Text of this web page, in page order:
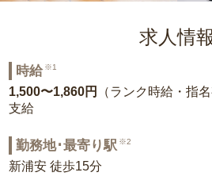
求人情
時給 ※1
1,500〜1,860円
（ランク時給・指
支給
勤務地･最寄り駅 ※2
新浦安 徒歩15分